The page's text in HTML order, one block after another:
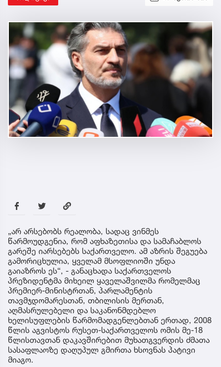
„არ არსებობს რეალობა, სადაც ვინმეს
წარმოუდგენია, რომ აფხაზეთისა და სამაჩაბლოს
გარეშე იარსებებს საქართველო. ამ აზრის შეგუება
გამორიცხულია, ყველამ მსოფლიოში უნდა
გაიაზროს ეს“, - განაცხადა საქართველოს
პრეზიდენტმა მიხეილ ყაველაშვილმა რომელმაც
პრემიერ-მინისტრთან, პარლამენტის
თავმჯდომარესთან, თბილისის მერთან,
აღმასრულებელი და საკანონმდებლო
ხელისუფლების წარმომადგენლებთან ერთად, 2008
წლის აგვისტოს რუსეთ-საქართველოს ომის მე-18
წლისთავთან დაკავშირებით მუხათგვერდის ძმათა
სასაფლაოზე დაღუპულ გმირთა ხსოვნას პატივი
მიაგო.